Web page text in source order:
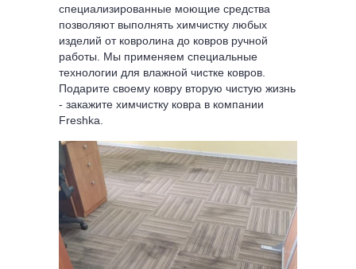
специализированные моющие средства
позволяют выполнять химчистку любых
изделий от ковролина до ковров ручной
работы. Мы применяем специальные
технологии для влажной чистке ковров.
Подарите своему ковру вторую чистую жизнь
- закажите химчистку ковра в компании
Freshka.